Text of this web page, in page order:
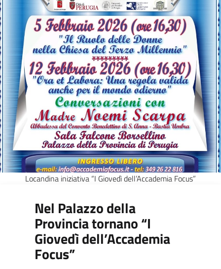
Locandina iniziativa “I Giovedì dell’Accademia Focus”
Nel Palazzo della
Provincia tornano “I
Giovedì dell’Accademia
Focus”